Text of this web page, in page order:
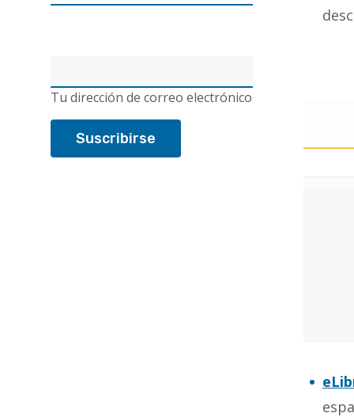
electrónico
Tu dirección de correo electrónico